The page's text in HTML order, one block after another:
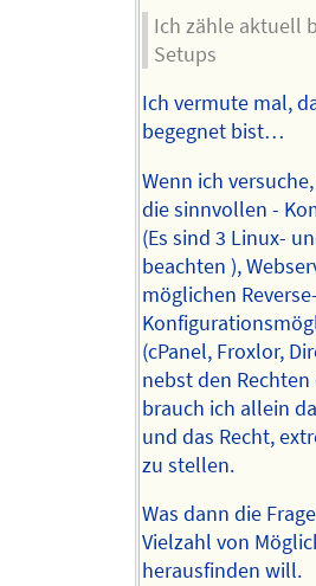
Ich zähle aktuell
Setups
Ich vermute mal,
begegnet bist…
Wenn ich
die sinnvollen -
(Es sind 3 Linux-
beachten ),
möglichen
(cPanel, Froxlor,
nebst den
brauch ich allein
und das Recht,
zu stellen.
Was dann die
Vielzahl von
herausfinden will.